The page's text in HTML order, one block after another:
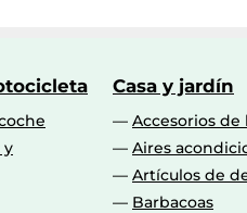
y
Casa y jardín
Accesorios
Aires
Artículos de
Barbacoas